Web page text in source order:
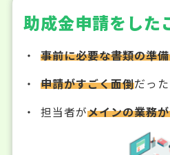
助成金申請をした
事前に必要な書類の準
申請がすごく面倒だった
担当者がメインの業務